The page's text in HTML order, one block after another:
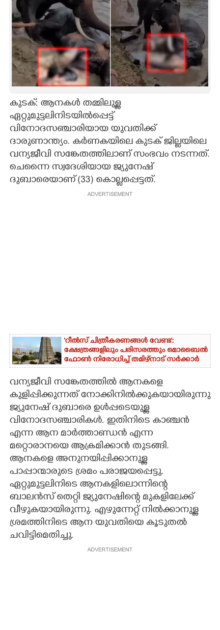
INFO+
ART
ASTRO
CARTOONS
ZOOM
കുടക്: ആനകൾ തമ്മിലുള്ള
ഏറ്റുമുട്ടലിനിടയിൽപ്പെട്ട്
വിനോദസഞ്ചാരിയായ യുവതിക്ക്
ദാരുണാന്ത്യം. കർണകയിലെ കുടക് ജില്ലയിലെ
വന്യജീവി സങ്കേതത്തിലാണ് സംഭവം നടന്നത്.
ചെന്നൈ സ്വദേശിയായ ജ്യുനേഷ്
ദുബാരെയാണ് (33) കൊല്ലപ്പെട്ടത്.
ADVERTISEMENT
'റീൽസ് ചിത്രീകരണങ്ങൾ വേണ്ട':
ക്ഷേത്രങ്ങളിലും പരിസരത്തും മൊബൈൽ
ഫോൺ നിരോധിച്ച് തമിഴ്നാട് സർക്കാർ
വന്യജീവി സങ്കേതത്തിൽ ആനകളെ
കുളിപ്പിക്കുന്നത് നോക്കിനിൽക്കുകയായിരുന്നു
ജ്യുനേഷ് ദുബാരെ ഉൾപ്പടെയുള്ള
വിനോദസഞ്ചാരികൾ. ഇതിനിടെ കാഞ്ചൻ
എന്ന ആന മാർത്താണ്ഡൻ എന്ന
മറ്റൊരാനയെ ആക്രമിക്കാൻ തുടങ്ങി.
ആനകളെ അനുനയിപ്പിക്കാനുള്ള
പാപ്പാന്മാരുടെ ശ്രമം പരാജയപ്പെട്ടു.
ഏറ്റുമുട്ടലിനിടെ ആനകളിലൊന്നിന്റെ
ബാലൻസ് തെറ്റി ജ്യുനേഷിന്റെ മുകളിലേക്ക്
വീഴുകയായിരുന്നു. എഴുന്നേറ്റ്‌ നിൽക്കാനുള്ള
ശ്രമത്തിനിടെ ആന യുവതിയെ കൂടുതൽ
ചവിട്ടിമെതിച്ചു.
ADVERTISEMENT